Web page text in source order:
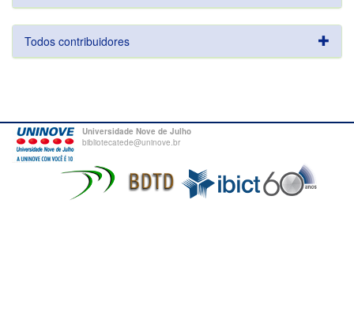
Todos contribuidores
Universidade Nove de Julho
bibliotecatede@uninove.br